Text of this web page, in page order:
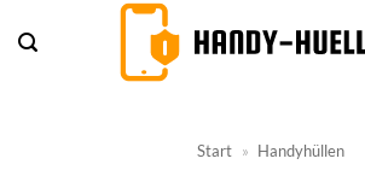
Inhalt
Start » Handyhüllen